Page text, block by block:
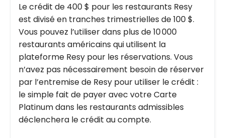
Le crédit de 400 $ pour les restaurants Resy
est divisé en tranches trimestrielles de 100 $.
Vous pouvez l’utiliser dans plus de 10 000
restaurants américains qui utilisent la
plateforme Resy pour les réservations. Vous
n’avez pas nécessairement besoin de réserver
par l’entremise de Resy pour utiliser le crédit :
le simple fait de payer avec votre Carte
Platinum dans les restaurants admissibles
déclenchera le crédit au compte.